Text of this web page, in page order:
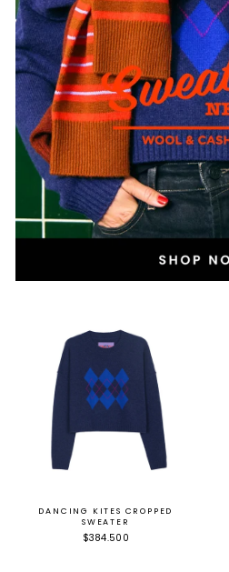
DANCING KITES CROPPED
SWEATER
$384.500